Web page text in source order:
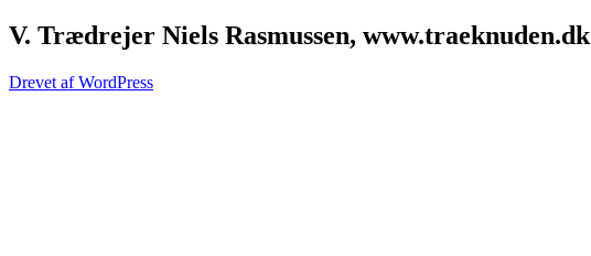
V. Trædrejer Niels Rasmussen, www.traeknuden.dk
Drevet af WordPress